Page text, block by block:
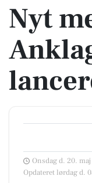
Nyt
Onsdag d. 20.
Opdateret lørdag d.